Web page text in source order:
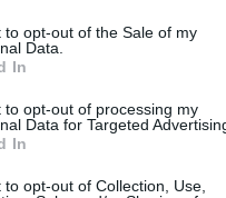
to opt-out of the Sale of my
Data.
In
to opt-out of processing my
Data for Targeted
In
to opt-out of Collection, Use,
Craxi (FI):
troverà accordo,
minoranza di franchi